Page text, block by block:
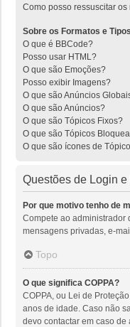
Como posso ressuscitar os
Sobre os Formatos e
O que é BBCode?
Posso usar HTML?
O que são Emoções?
Posso exibir Imagens?
O que são Anúncios
O que são Anúncios?
O que são Tópicos Fixos?
O que são Tópicos
O que são ícones de
Questões de Login
Por que motivo tenho de
Compete ao administrador
mensagens privadas, e-
Topo
O que significa COPPA?
COPPA, ou Lei de
anos de idade. Caso não
devo contactar em caso